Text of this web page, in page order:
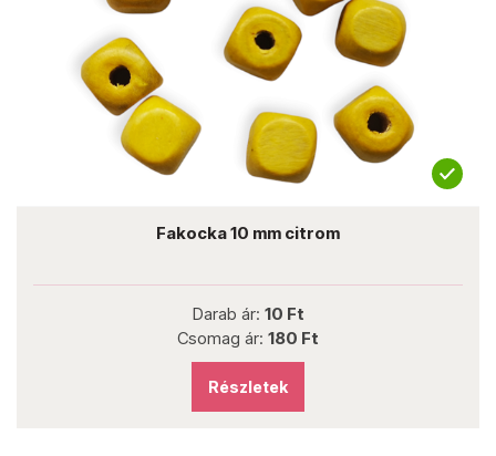
Fakocka 10 mm citrom
Darab ár: 10 Ft
Csomag ár: 180 Ft
Részletek